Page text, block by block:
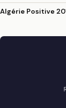
Algérie Positive